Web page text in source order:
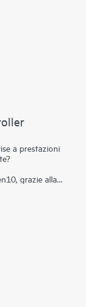
a prestazioni
grazie alla
sicurezza
dispone
a
supporta le
nel
su supporto